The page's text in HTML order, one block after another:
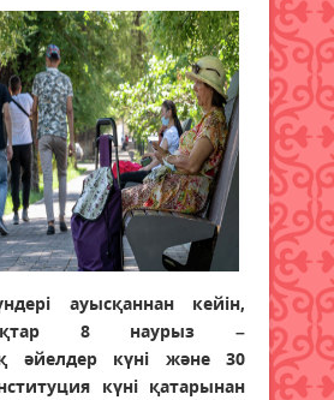
ауысқаннан кейін,
8 наурыз –
әйелдер күні және 30
күні қатарынан